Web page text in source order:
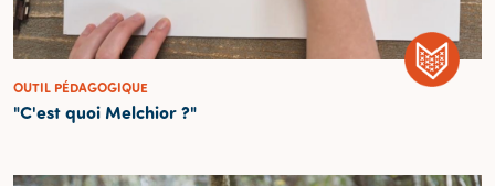
OUTIL PÉDAGOGIQUE
"C'est quoi Melchior ?"